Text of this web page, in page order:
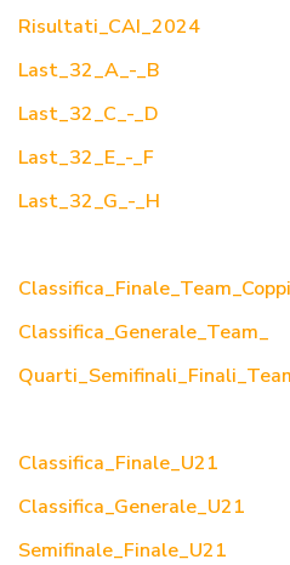
Risultati_CAI_2024
Last_32_A_-_B
Last_32_C_-_D
Last_32_E_-_F
Last_32_G_-_H
Classifica_Generale_Team_
Classifica_Finale_U21
Classifica_Generale_U21
Semifinale_Finale_U21